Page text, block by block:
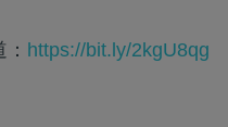
https://bit.ly/2kgU8qg